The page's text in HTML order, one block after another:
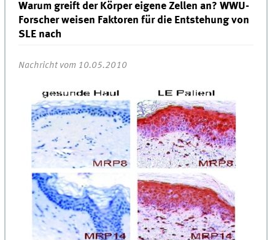
Warum greift der Körper eigene Zellen an? WWU-
Forscher weisen Faktoren für die Entstehung von
SLE nach
Nachricht vom 10.05.2010